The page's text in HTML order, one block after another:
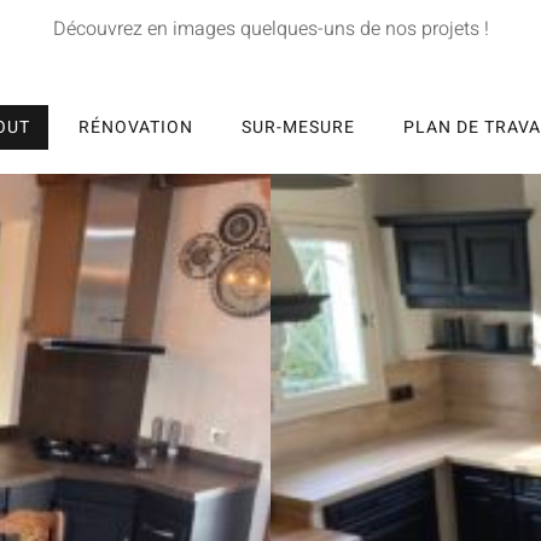
Découvrez en images quelques-uns de nos projets !
RÉNOVATION SUR-MESURE PLAN DE